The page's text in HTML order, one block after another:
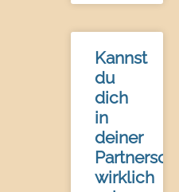
Kannst
du
dich
in
deiner
wirklich